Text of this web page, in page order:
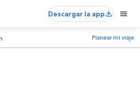
Descargar la app
Planear mi viaje